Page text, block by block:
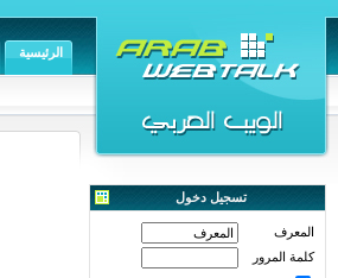
الرئيسية
تسجيل دخول
المعرف
كلمة المرور